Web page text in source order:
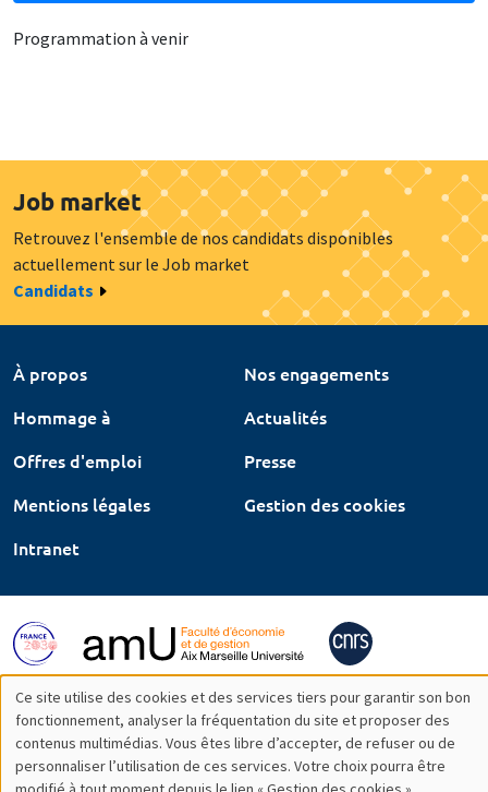
Programmation à venir
Job market
Retrouvez l'ensemble de nos candidats disponibles
actuellement sur le Job market
Candidats
À propos
Nos engagements
Hommage à
Actualités
Offres d'emploi
Presse
Mentions légales
Gestion des cookies
Intranet
Utilisation
des
Ce site utilise des cookies et des services tiers pour garantir son bon
fonctionnement, analyser la fréquentation du site et proposer des
contenus multimédias. Vous êtes libre d’accepter, de refuser ou de
personnaliser l’utilisation de ces services. Votre choix pourra être